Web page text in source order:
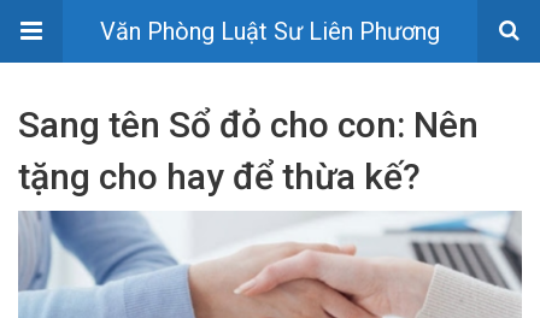
Văn Phòng Luật Sư Liên Phương
Sang tên Sổ đỏ cho con: Nên
tặng cho hay để thừa kế?